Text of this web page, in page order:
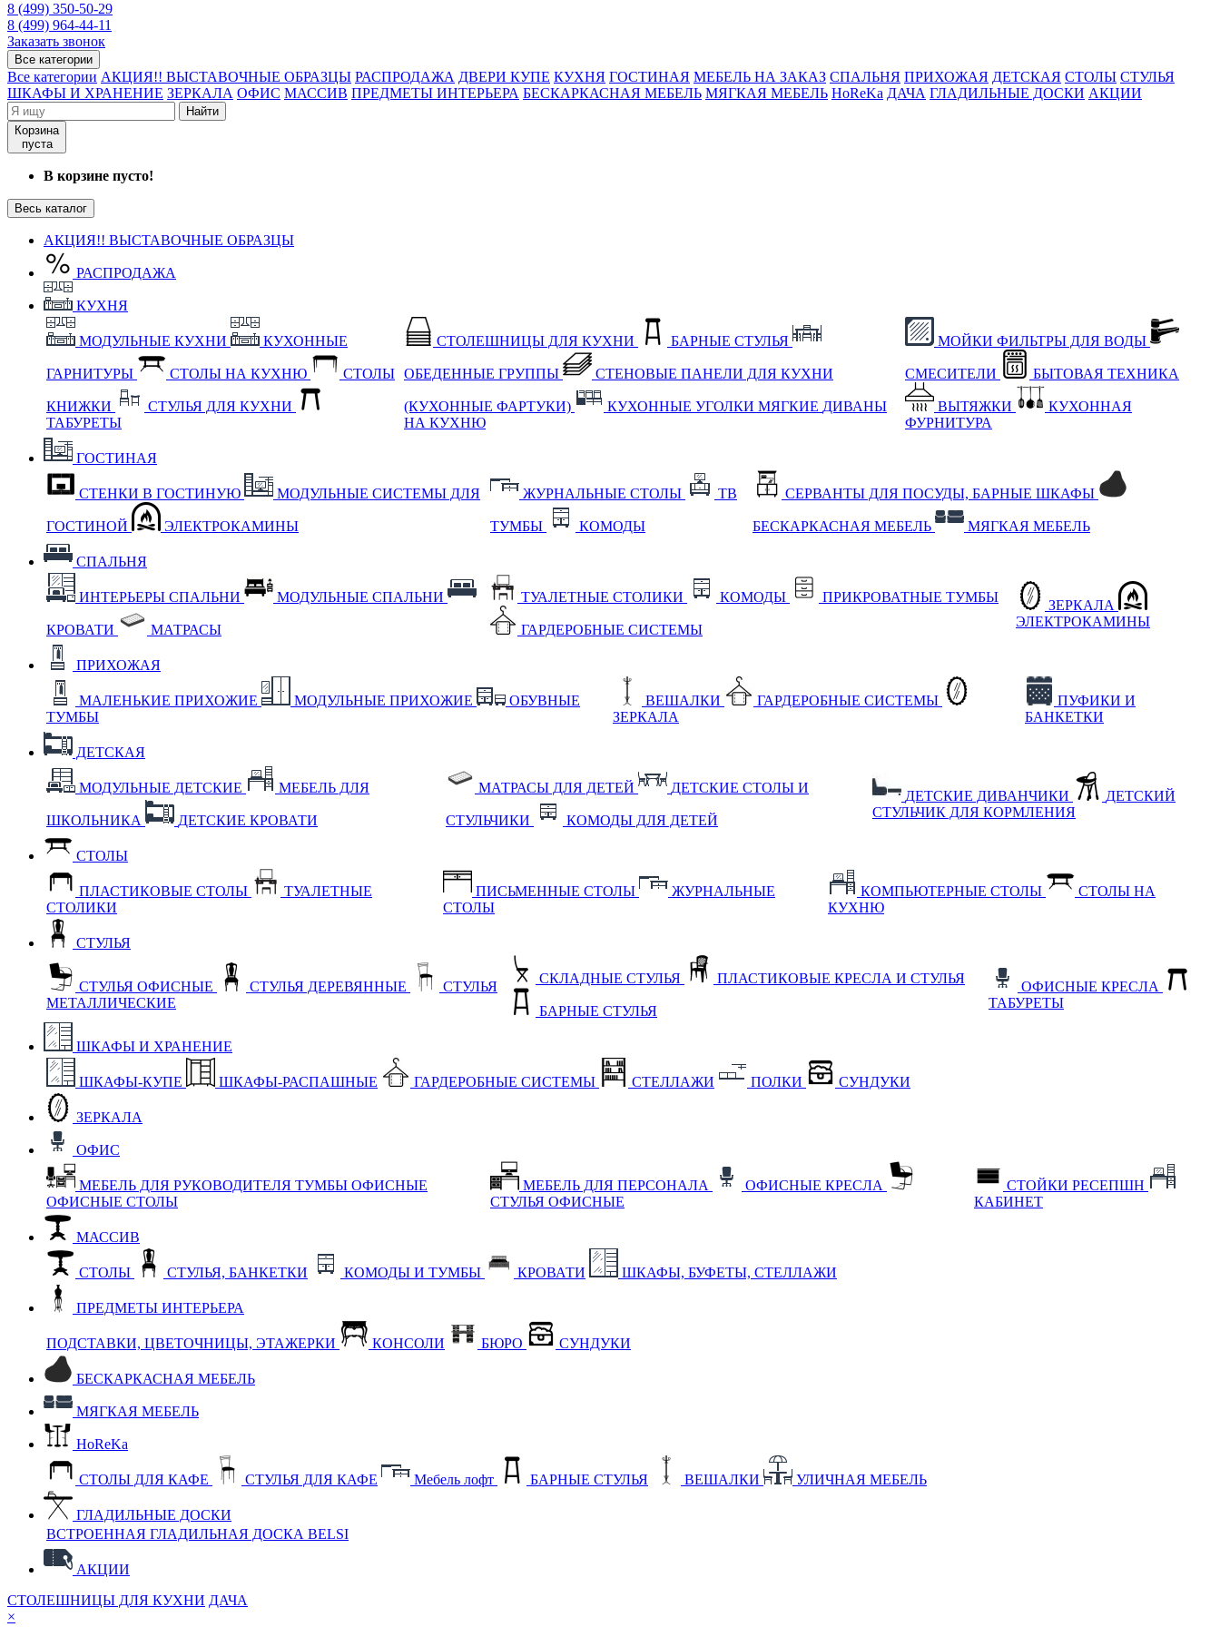
8 (499) 350-50-29
8 (499) 964-44-11
Заказать звонок
Все категории
Все категории АКЦИЯ!! ВЫСТАВОЧНЫЕ ОБРАЗЦЫ РАСПРОДАЖА ДВЕРИ КУПЕ КУХНЯ ГОСТИНАЯ МЕБЕЛЬ НА ЗАКАЗ СПАЛЬНЯ ПРИХОЖАЯ ДЕТСКАЯ СТОЛЫ СТУЛЬЯ
ШКАФЫ И ХРАНЕНИЕ ЗЕРКАЛА ОФИС МАССИВ ПРЕДМЕТЫ ИНТЕРЬЕРА БЕСКАРКАСНАЯ МЕБЕЛЬ МЯГКАЯ МЕБЕЛЬ HoReKa ДАЧА ГЛАДИЛЬНЫЕ ДОСКИ АКЦИИ
Найти
Корзина
пуста
В корзине пусто!
Весь каталог
АКЦИЯ!! ВЫСТАВОЧНЫЕ ОБРАЗЦЫ
РАСПРОДАЖА
КУХНЯ
МОДУЛЬНЫЕ КУХНИ КУХОННЫЕ
ГАРНИТУРЫ СТОЛЫ НА КУХНЮ СТОЛЫ
КНИЖКИ
СТУЛЬЯ ДЛЯ КУХНИ
ТАБУРЕТЫ
СТОЛЕШНИЦЫ ДЛЯ КУХНИ БАРНЫЕ СТУЛЬЯ
ОБЕДЕННЫЕ ГРУППЫ СТЕНОВЫЕ ПАНЕЛИ ДЛЯ КУХНИ
(КУХОННЫЕ ФАРТУКИ) КУХОННЫЕ УГОЛКИ МЯГКИЕ ДИВАНЫ
НА КУХНЮ
МОЙКИ ФИЛЬТРЫ ДЛЯ ВОДЫ
СМЕСИТЕЛИ БЫТОВАЯ ТЕХНИКА
ВЫТЯЖКИ
КУХОННАЯ
ФУРНИТУРА
ГОСТИНАЯ
СТЕНКИ В ГОСТИНУЮ МОДУЛЬНЫЕ СИСТЕМЫ ДЛЯ
ГОСТИНОЙ ЭЛЕКТРОКАМИНЫ
ЖУРНАЛЬНЫЕ СТОЛЫ ТВ
ТУМБЫ КОМОДЫ
СЕРВАНТЫ ДЛЯ ПОСУДЫ, БАРНЫЕ ШКАФЫ
БЕСКАРКАСНАЯ МЕБЕЛЬ МЯГКАЯ МЕБЕЛЬ
СПАЛЬНЯ
ИНТЕРЬЕРЫ СПАЛЬНИ МОДУЛЬНЫЕ СПАЛЬНИ
КРОВАТИ МАТРАСЫ
ТУАЛЕТНЫЕ СТОЛИКИ КОМОДЫ ПРИКРОВАТНЫЕ ТУМБЫ
ГАРДЕРОБНЫЕ СИСТЕМЫ
ЗЕРКАЛА
ЭЛЕКТРОКАМИНЫ
ПРИХОЖАЯ
МАЛЕНЬКИЕ ПРИХОЖИЕ МОДУЛЬНЫЕ ПРИХОЖИЕ
ОБУВНЫЕ
ТУМБЫ
ВЕШАЛКИ
ГАРДЕРОБНЫЕ СИСТЕМЫ
ЗЕРКАЛА
ПУФИКИ И
БАНКЕТКИ
ДЕТСКАЯ
МОДУЛЬНЫЕ ДЕТСКИЕ МЕБЕЛЬ ДЛЯ
ШКОЛЬНИКА ДЕТСКИЕ КРОВАТИ
МАТРАСЫ ДЛЯ ДЕТЕЙ ДЕТСКИЕ СТОЛЫ И
СТУЛЬЧИКИ КОМОДЫ ДЛЯ ДЕТЕЙ
ДЕТСКИЕ ДИВАНЧИКИ
ДЕТСКИЙ
СТУЛЬЧИК ДЛЯ КОРМЛЕНИЯ
СТОЛЫ
ПЛАСТИКОВЫЕ СТОЛЫ
ТУАЛЕТНЫЕ
СТОЛИКИ
ПИСЬМЕННЫЕ СТОЛЫ
ЖУРНАЛЬНЫЕ
СТОЛЫ
КОМПЬЮТЕРНЫЕ СТОЛЫ
СТОЛЫ НА
КУХНЮ
СТУЛЬЯ
СТУЛЬЯ ОФИСНЫЕ СТУЛЬЯ ДЕРЕВЯННЫЕ
СТУЛЬЯ
МЕТАЛЛИЧЕСКИЕ
СКЛАДНЫЕ СТУЛЬЯ ПЛАСТИКОВЫЕ КРЕСЛА И СТУЛЬЯ
БАРНЫЕ СТУЛЬЯ
ОФИСНЫЕ КРЕСЛА
ТАБУРЕТЫ
ШКАФЫ И ХРАНЕНИЕ
ШКАФЫ-КУПЕ ШКАФЫ-РАСПАШНЫЕ ГАРДЕРОБНЫЕ СИСТЕМЫ СТЕЛЛАЖИ ПОЛКИ СУНДУКИ
ЗЕРКАЛА
ОФИС
МЕБЕЛЬ ДЛЯ РУКОВОДИТЕЛЯ ТУМБЫ ОФИСНЫЕ
ОФИСНЫЕ СТОЛЫ
МЕБЕЛЬ ДЛЯ ПЕРСОНАЛА
ОФИСНЫЕ КРЕСЛА
СТУЛЬЯ ОФИСНЫЕ
СТОЙКИ РЕСЕПШН
КАБИНЕТ
МАССИВ
СТОЛЫ СТУЛЬЯ, БАНКЕТКИ КОМОДЫ И ТУМБЫ КРОВАТИ ШКАФЫ, БУФЕТЫ, СТЕЛЛАЖИ
ПРЕДМЕТЫ ИНТЕРЬЕРА
ПОДСТАВКИ, ЦВЕТОЧНИЦЫ, ЭТАЖЕРКИ КОНСОЛИ БЮРО СУНДУКИ
БЕСКАРКАСНАЯ МЕБЕЛЬ
МЯГКАЯ МЕБЕЛЬ
HoReKa
СТОЛЫ ДЛЯ КАФЕ СТУЛЬЯ ДЛЯ КАФЕ Мебель лофт БАРНЫЕ СТУЛЬЯ ВЕШАЛКИ УЛИЧНАЯ МЕБЕЛЬ
ГЛАДИЛЬНЫЕ ДОСКИ
ВСТРОЕННАЯ ГЛАДИЛЬНАЯ ДОСКА BELSI
АКЦИИ
СТОЛЕШНИЦЫ ДЛЯ КУХНИ ДАЧА
×